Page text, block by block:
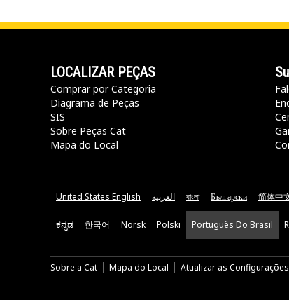
LOCALIZAR PEÇAS
Comprar por Categoria
Diagrama de Peças
SIS
Sobre Peças Cat
Mapa do Local
United States English العربية বাংলা Български 简体中
ಕನ್ನಡ 한국어 Norsk Polski Português Do Brasil
Sobre a Cat Mapa do Local Atualizar as